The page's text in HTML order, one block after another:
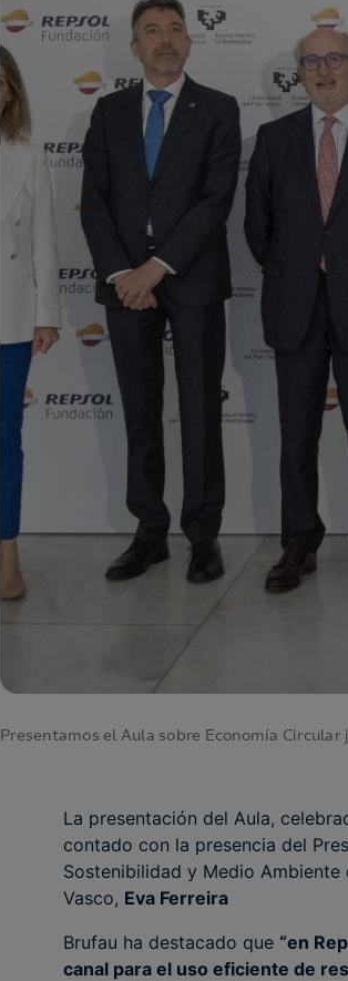
Presentamos el Aula sobre Economía
La presentación del Aula,
contado con la presencia del
Sostenibilidad y Medio Ambiente
Vasco, Eva Ferreira
Brufau ha destacado que “en
canal para el uso eficiente de